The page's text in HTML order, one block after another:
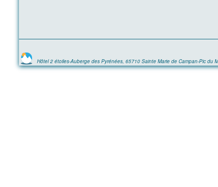
Hôtel 2 étoiles-Auberge des Pyrénées, 65710 Sainte Marie de Campan-Pic du